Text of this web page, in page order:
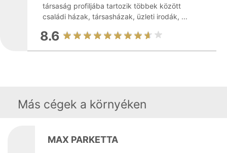
társaság profiljába tartozik többek között
családi házak, társasházak, üzleti irodák, ...
8.6
Más cégek a környéken
MAX PARKETTA